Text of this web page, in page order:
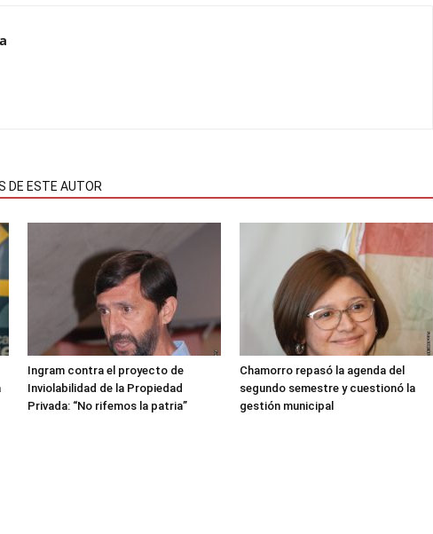
DE ESTE AUTOR
Ingram contra el proyecto de
Inviolabilidad de la Propiedad
Privada: “No rifemos la patria”
Chamorro repasó la agenda del
segundo semestre y cuestionó la
gestión municipal